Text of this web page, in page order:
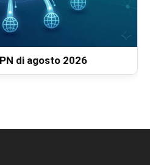
di agosto 2026